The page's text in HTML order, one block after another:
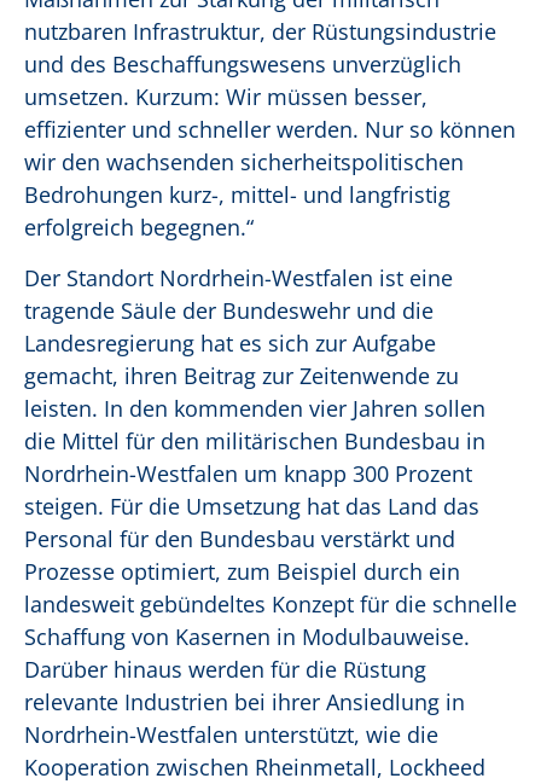
nutzbaren Infrastruktur, der Rüstungsindustrie
und des Beschaffungswesens unverzüglich
umsetzen. Kurzum: Wir müssen besser,
effizienter und schneller werden. Nur so können
wir den wachsenden sicherheitspolitischen
Bedrohungen kurz-, mittel- und langfristig
erfolgreich begegnen.“
Der Standort Nordrhein-Westfalen ist eine
tragende Säule der Bundeswehr und die
Landesregierung hat es sich zur Aufgabe
gemacht, ihren Beitrag zur Zeitenwende zu
leisten. In den kommenden vier Jahren sollen
die Mittel für den militärischen Bundesbau in
Nordrhein-Westfalen um knapp 300 Prozent
steigen. Für die Umsetzung hat das Land das
Personal für den Bundesbau verstärkt und
Prozesse optimiert, zum Beispiel durch ein
landesweit gebündeltes Konzept für die schnelle
Schaffung von Kasernen in Modulbauweise.
Darüber hinaus werden für die Rüstung
relevante Industrien bei ihrer Ansiedlung in
Nordrhein-Westfalen unterstützt, wie die
Kooperation zwischen Rheinmetall, Lockheed